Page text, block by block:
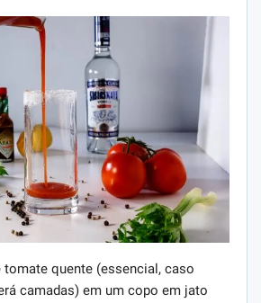
tomate quente (essencial, caso
camadas) em um copo em jato